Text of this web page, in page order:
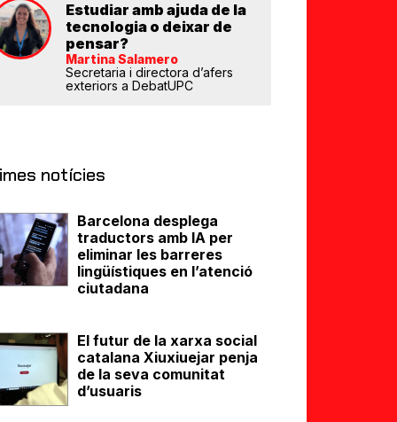
Estudiar amb ajuda de la
tecnologia o deixar de
pensar?
Martina Salamero
Secretaria i directora d’afers
exteriors a DebatUPC
notícies
Barcelona desplega
traductors amb IA per
eliminar les barreres
lingüístiques en l’atenció
ciutadana
El futur de la xarxa social
catalana Xiuxiuejar penja
de la seva comunitat
d’usuaris